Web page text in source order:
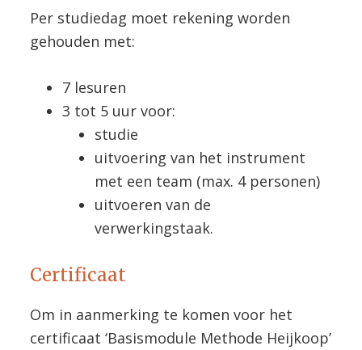
Per studiedag moet rekening worden
gehouden met:
7 lesuren
3 tot 5 uur voor:
studie
uitvoering van het instrument
met een team (max. 4 personen)
uitvoeren van de
verwerkingstaak.
Certificaat
Om in aanmerking te komen voor het
certificaat ‘Basismodule Methode Heijkoop’